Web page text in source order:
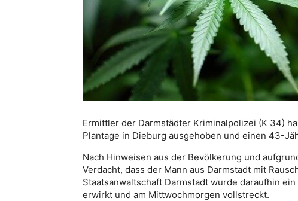
Ermittler der Darmstädter Kriminalpolizei (K 34)
Plantage in Dieburg ausgehoben und einen 43-
Nach Hinweisen aus der Bevölkerung und
Verdacht, dass der Mann aus Darmstadt mit
Staatsanwaltschaft Darmstadt wurde daraufhin
erwirkt und am Mittwochmorgen vollstreckt.